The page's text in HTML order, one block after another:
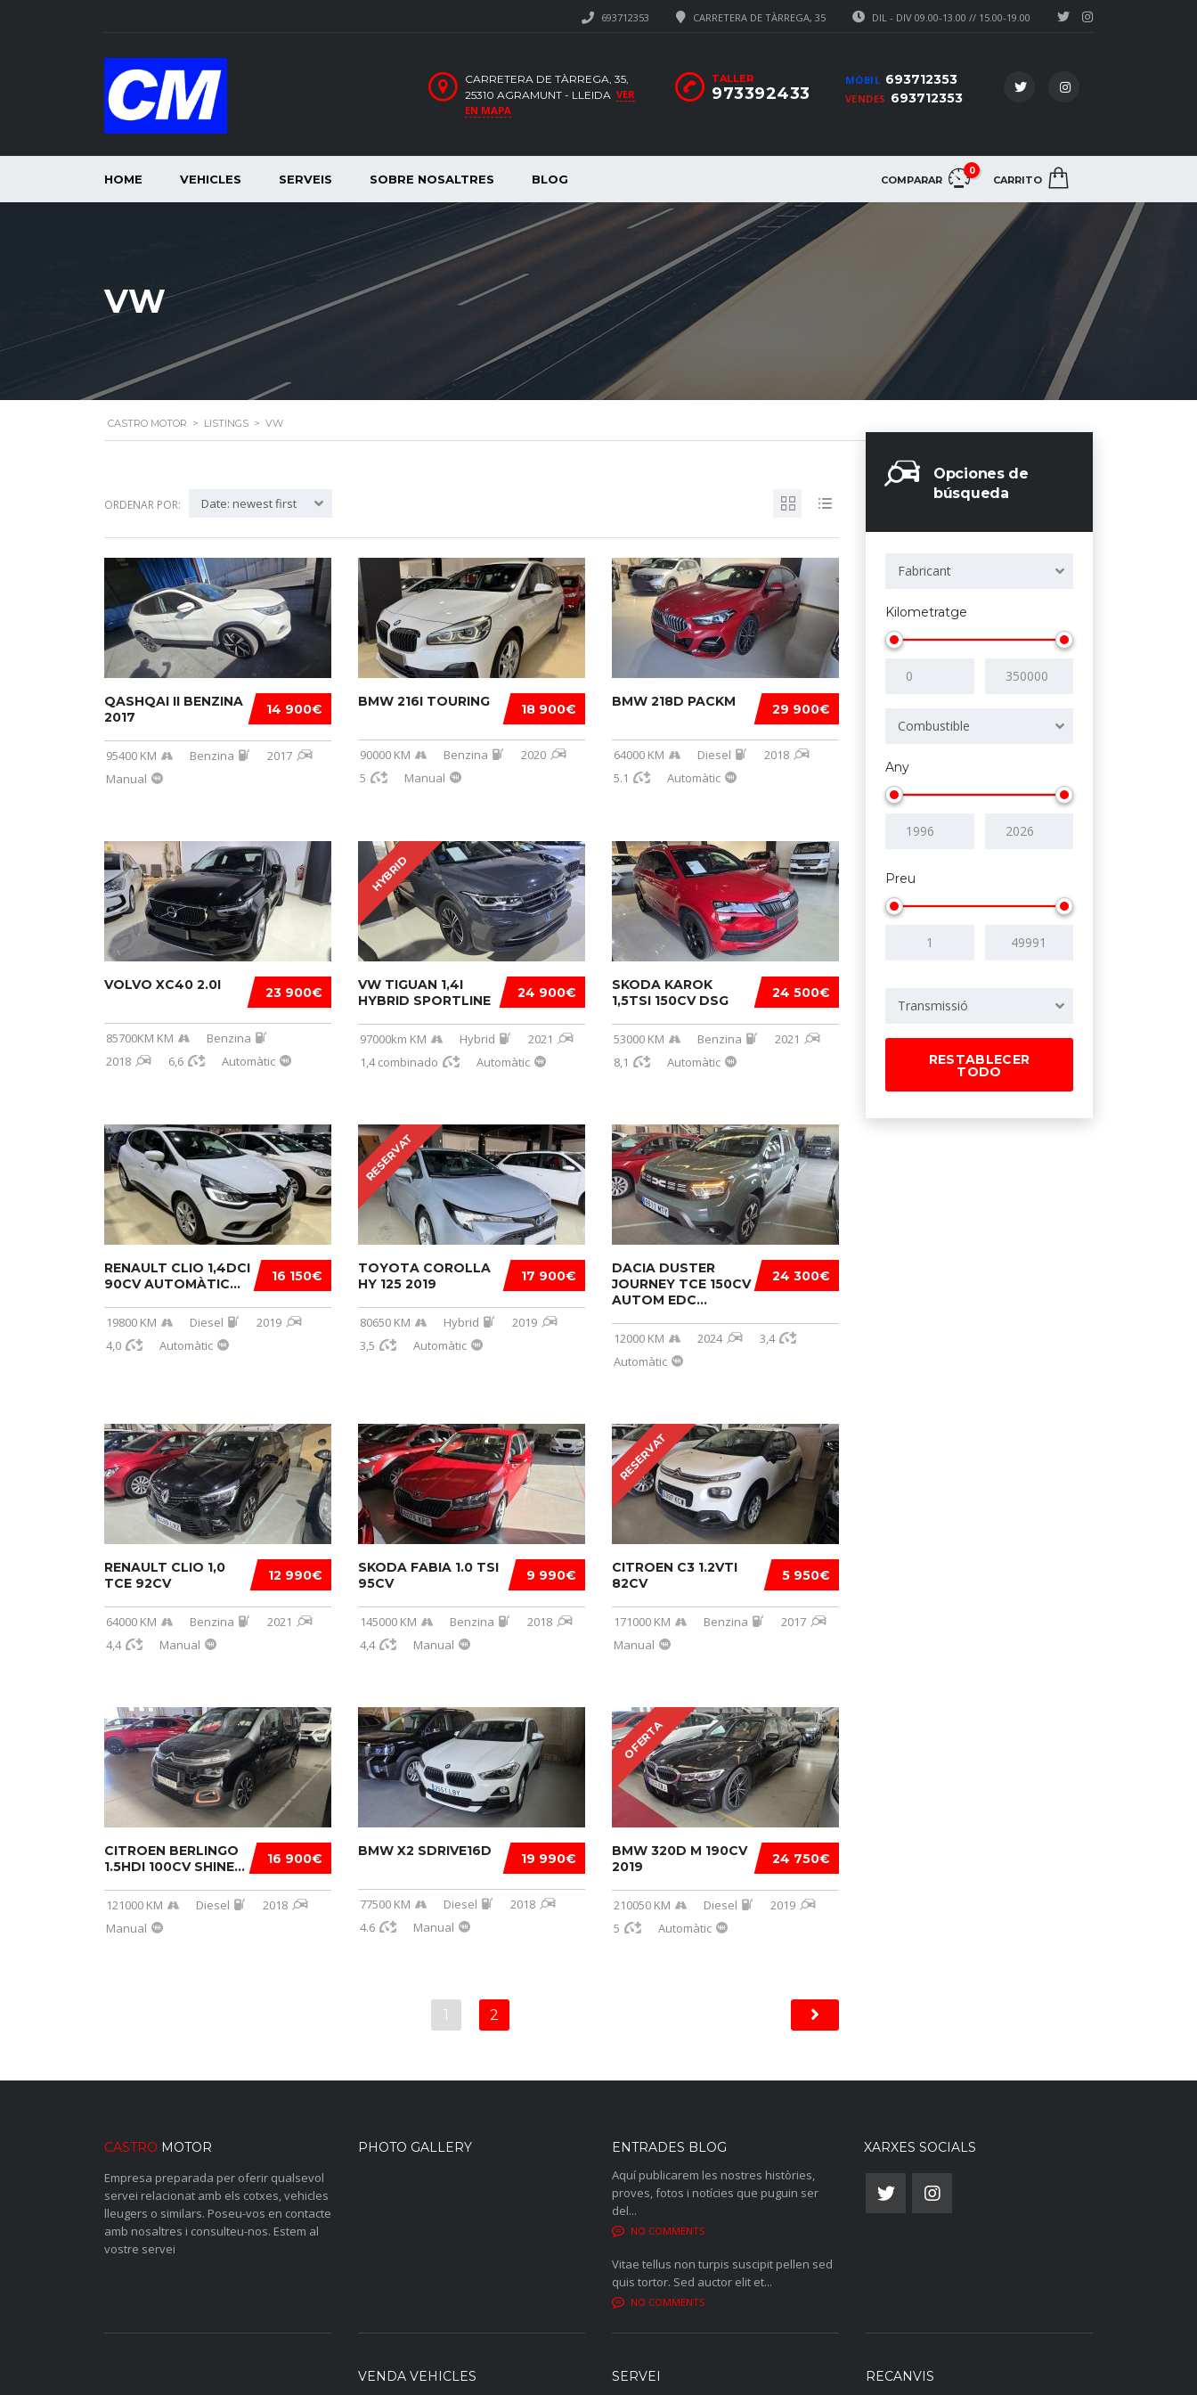
DIL - DIV 09.00-13.00 // 15.00-19.00
CARRETERA DE TÀRREGA, 35
693712353
MÒBIL 693712353
VENDES 693712353
TALLER
973392433
CARRETERA DE TÀRREGA, 35,
25310 AGRAMUNT - LLEIDA VER
EN MAPA
COMPARAR
0
CARRITO
HOME VEHICLES SERVEIS SOBRE NOSALTRES BLOG
VW
CASTRO MOTOR > LISTINGS > VW
Opciones de
búsqueda
Fabricant
Kilometratge
Combustible
Any
Preu
Transmissió
RESTABLECER
TODO
ORDENAR POR: Date: newest first
14 900€
QASHQAI II BENZINA
2017
95400 KM Benzina
2017
Manual
18 900€
BMW 216I TOURING
90000 KM Benzina
2020
5
Manual
29 900€
BMW 218D PACKM
64000 KM Diesel
2018
5.1
Automàtic
23 900€
VOLVO XC40 2.0I
85700KM KM
Benzina
2018
6,6 Automàtic
HYBRID
24 900€
VW TIGUAN 1,4I
HYBRID SPORTLINE
97000km KM Hybrid
2021
1,4 combinado
Automàtic
24 500€
SKODA KAROK
1,5TSI 150CV DSG
53000 KM Benzina
2021
8,1
Automàtic
16 150€
RENAULT CLIO 1,4DCI
90CV AUTOMÀTIC...
19800 KM Diesel
2019
4,0
Automàtic
RESERVAT
17 900€
TOYOTA COROLLA
HY 125 2019
80650 KM Hybrid
2019
3,5
Automàtic
24 300€
DACIA DUSTER
JOURNEY TCE 150CV
AUTOM EDC...
12000 KM 2024
3,4
Automàtic
12 990€
RENAULT CLIO 1,0
TCE 92CV
64000 KM Benzina
2021
4,4
Manual
9 990€
SKODA FABIA 1.0 TSI
95CV
145000 KM Benzina
2018
4,4
Manual
RESERVAT
5 950€
CITROEN C3 1.2VTI
82CV
171000 KM Benzina
2017
Manual
16 900€
CITROEN BERLINGO
1.5HDI 100CV SHINE...
121000 KM Diesel
2018
Manual
19 990€
BMW X2 SDRIVE16D
77500 KM Diesel
2018
4.6
Manual
OFERTA
24 750€
BMW 320D M 190CV
2019
210050 KM Diesel
2019
5
Automàtic
1 2
CASTRO MOTOR
Empresa preparada per oferir qualsevol
servei relacionat amb els cotxes, vehicles
lleugers o similars. Poseu-vos en contacte
amb nosaltres i consulteu-nos. Estem al
vostre servei
PHOTO GALLERY
ENTRADES BLOG
Aquí publicarem les nostres històries,
proves, fotos i notícies que puguin ser
del...
NO COMMENTS
Vitae tellus non turpis suscipit pellen sed
quis tortor. Sed auctor elit et...
NO COMMENTS
XARXES SOCIALS
VENDA VEHICLES SERVEI RECANVIS